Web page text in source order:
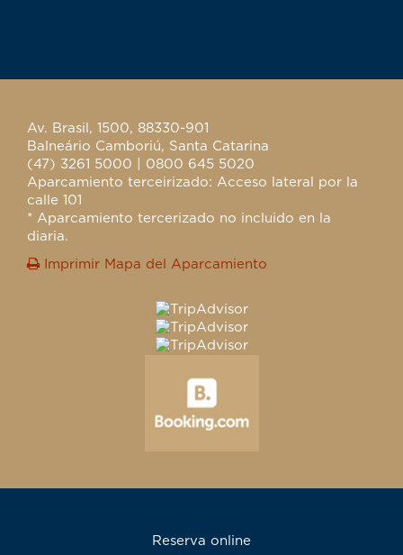
Av. Brasil, 1500, 88330-901
Balneário Camboriú, Santa Catarina
(47) 3261 5000 | 0800 645 5020
Aparcamiento terceirizado: Acceso lateral por la
calle 101
* Aparcamiento tercerizado no incluido en la
diaria.
Imprimir Mapa del Aparcamiento
Reserva online